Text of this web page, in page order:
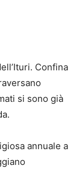
Confina
si sono già
annuale a